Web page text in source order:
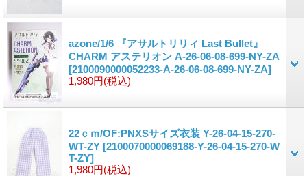
azone/1/6 『アサルトリリィ Last Bullet』
CHARM アステリオン A-26-06-08-699-NY-ZA
[2100090000052233-A-26-06-08-699-NY-ZA]
1,980円(税込)
22ｃｍ/OF:PNXSサイズ衣装 Y-26-04-15-270-
WT-ZY [2100070000069188-Y-26-04-15-270-W
T-ZY]
1,980円(税込)